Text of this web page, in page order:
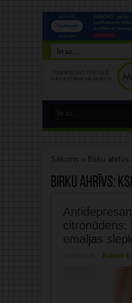
Sākums » Birku
Birku ahrīvs:
citronūdens:
emaljas
Rakstīt